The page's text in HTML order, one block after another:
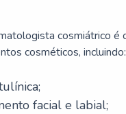
cosmiátrico é
cosméticos, incluindo:
facial e labial;